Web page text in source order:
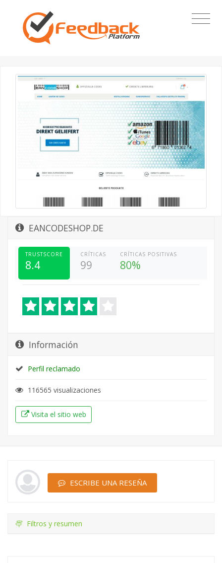
EANCODESHOP.DE
TRUSTSCORE
8.4
CRÍTICAS
99
CRÍTICAS POSITIVAS
80%
Información
Perfil reclamado
116565 visualizaciones
Visita el sitio web
ESCRIBE UNA RESEÑA
Filtros y resumen